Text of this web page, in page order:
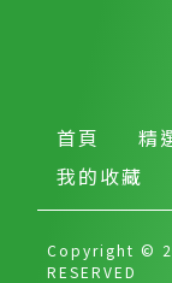
首頁 精
我的收藏
Copyright ©
RESERVED